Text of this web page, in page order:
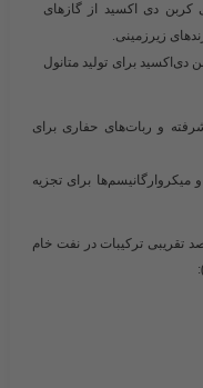
کربن دی اکسید از گازهای
زیرزمینی.
دی‌اکسید برای تولید متانول
و ربات‌های حفاری برای
میکروارگانیسم‌ها برای تجزیه
تقریبی ترکیبات در نفت خام